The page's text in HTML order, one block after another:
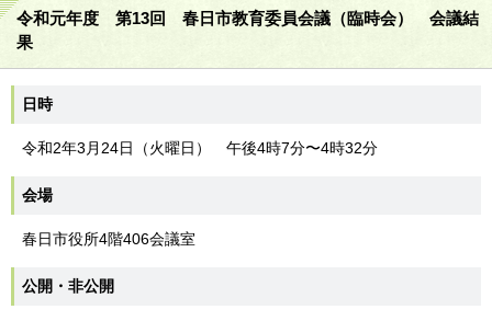
令和元年度 第13回 春日市教育委員会議（臨時会） 会議結
果
日時
令和2年3月24日（火曜日） 午後4時7分〜4時32分
会場
春日市役所4階406会議室
公開・非公開